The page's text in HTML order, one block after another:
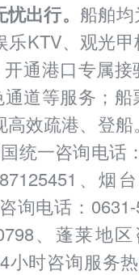
出行。 船舶
KTV、观光
开通港口专属
通道等服务；
效疏港、登
统一咨询电话
、烟
询电话：
、蓬莱地
小时咨询服务